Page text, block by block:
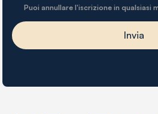
Puoi annullare l'iscrizione in qualsiasi